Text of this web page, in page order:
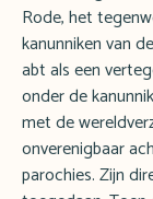
Rode, het
kanunniken van
abt als een
onder de
met de
onverenigbaar
parochies. Zijn